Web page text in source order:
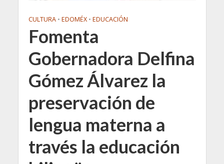
CULTURA • EDOMÉX • EDUCACIÓN
Fomenta
Gobernadora Delfina
Gómez Álvarez la
preservación de
lengua materna a
través la educación